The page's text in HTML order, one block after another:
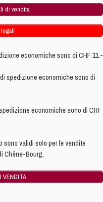
di vendita
economiche sono di CHF 11.-
spedizione economiche sono di
economiche sono di CHF
validi solo per le vendite
Chêne-Bourg.
VENDITA